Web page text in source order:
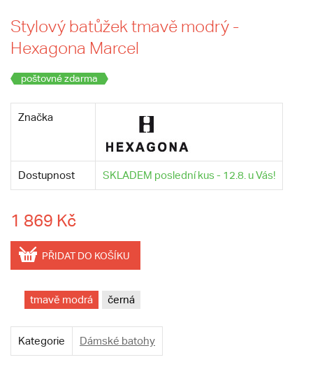
Stylový batůžek tmavě modrý -
Hexagona Marcel
poštovné zdarma
Značka
Dostupnost SKLADEM poslední kus - 12.8. u Vás!
1 869 Kč
PŘIDAT DO KOŠÍKU
tmavě modrá černá
Kategorie Dámské batohy